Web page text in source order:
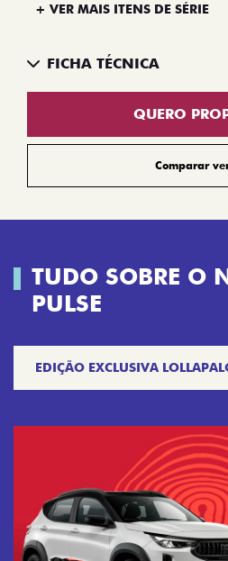
+ VER MAIS ITENS DE SÉRIE
FICHA TÉCNICA
QUERO
Comparar
TUDO SOBRE O
PULSE
EDIÇÃO EXCLUSIVA